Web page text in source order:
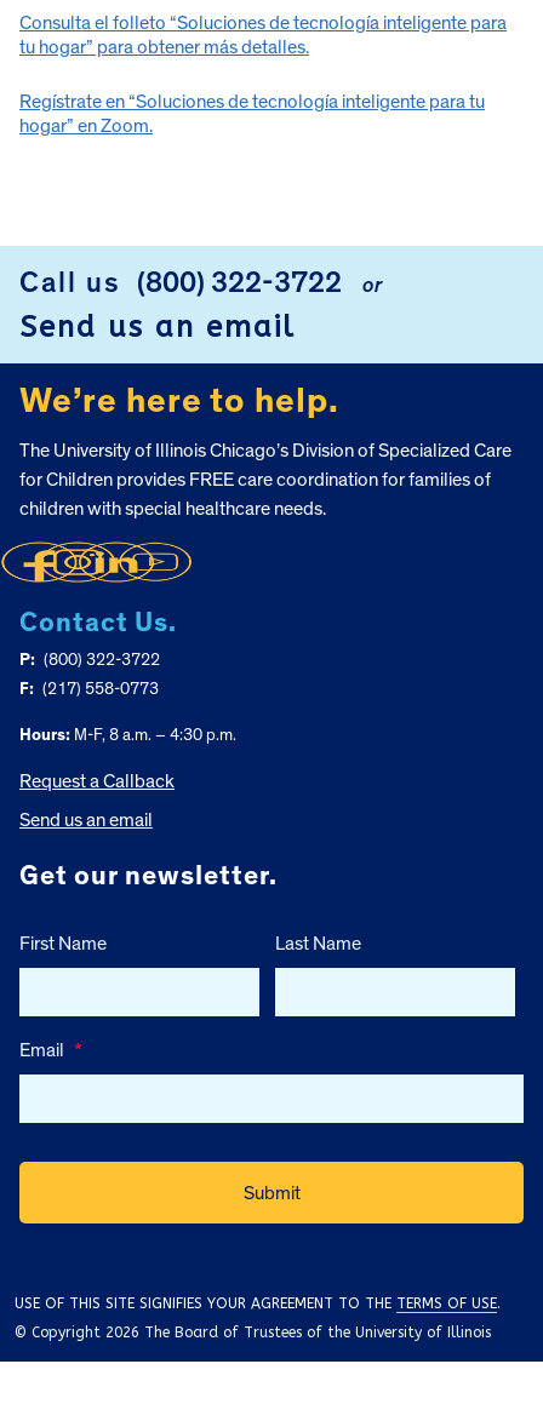
Consulta el folleto “Soluciones de tecnología inteligente para
tu hogar” para obtener más detalles.
Regístrate en “Soluciones de tecnología inteligente para tu
hogar” en Zoom.
FOOTER
Call us (800) 322-3722 or
Send us an email
We’re here to help.
The University of Illinois Chicago’s Division of Specialized Care
for Children provides FREE care coordination for families of
children with special healthcare needs.
Contact Us.
P: (800) 322-3722
F: (217) 558-0773
Hours: M-F, 8 a.m. – 4:30 p.m.
Request a Callback
Send us an email
Get our newsletter.
First Name Last Name
Email *
USE OF THIS SITE SIGNIFIES YOUR AGREEMENT TO THE TERMS OF USE.
© Copyright 2026 The Board of Trustees of the University of Illinois